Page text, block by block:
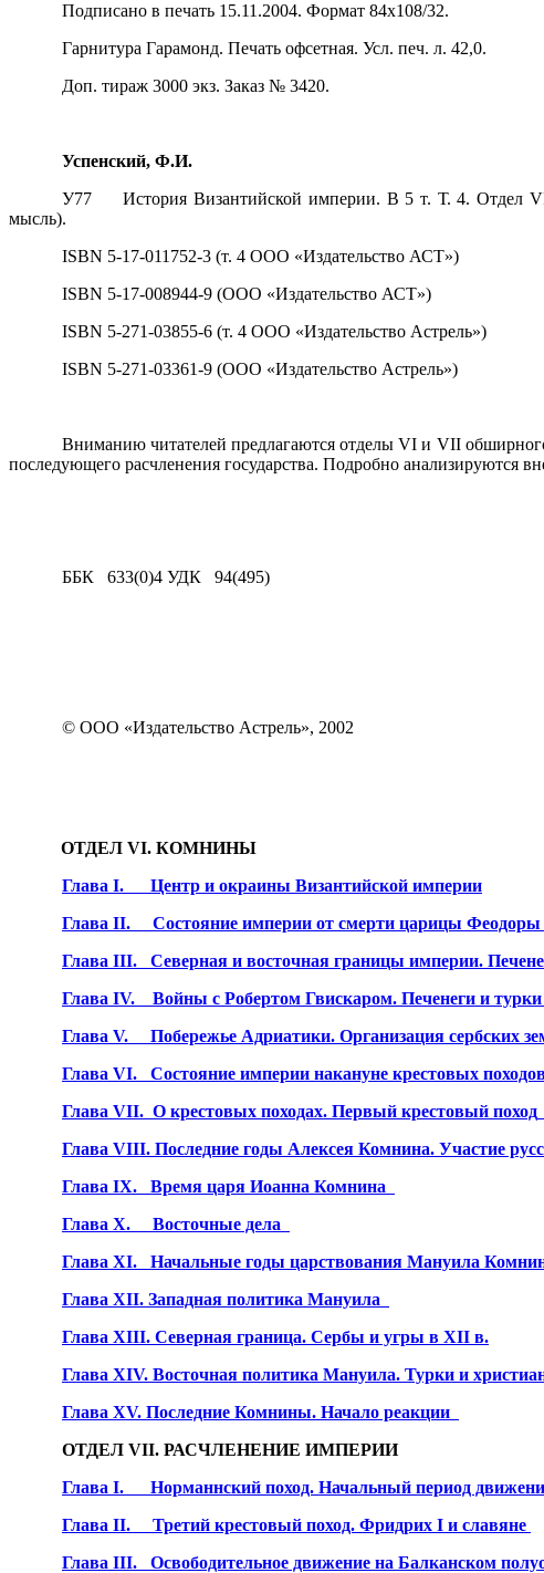
Подписано в печать 15.11.2004. Формат 84x108/32.
Гарнитура Гарамонд. Печать офсетная. Усл. печ. л. 42,0.
Доп. тираж 3000 экз. Заказ № 3420.
Успенский, Ф.И.
У77
История Византийской империи. В 5 т. Т. 4.
мысль).
ISBN 5-17-011752-3 (т. 4 ООО «Издательство АСТ»)
ISBN 5-17-008944-9 (ООО «Издательство АСТ»)
ISBN 5-271-03855-6 (т. 4 ООО «Издательство Астрель»)
ISBN 5-271-03361-9 (ООО «Издательство Астрель»)
Вниманию читателей предлагаются отделы VI и VII
последующе­го расчленения государства. Подробно анализируются
ББК 633(0)4 УДК 94(495)
© ООО «Издательство Астрель», 2002
ОТДЕЛ VI. КОМНИНЫ
Глава I.
Центр и окраины Византийской империи
Глава II.
Состояние империи от смерти царицы
Глава III.
Северная и восточная границы империи.
Глава IV.
Войны с Робертом Гвискаром. Печенеги и турки
Глава V.
Побережье Адриатики. Организация сербских
Глава VI.
Состояние империи накануне крестовых
Глава VII. О крестовых походах. Первый крестовый поход
Глава VIII. Последние годы Алексея Комнина. Участие
Глава IX.
Время царя Иоанна Комнина
Глава X.
Восточные дела
Глава XI.
Начальные годы царствования Мануила
Глава XII. Западная политика Мануила
Глава XIII. Северная граница. Сербы и угры в XII в.
Глава XIV. Восточная политика Мануила. Турки и
Глава XV. Последние Комнины. Начало реакции
ОТДЕЛ VII. РАСЧЛЕНЕНИЕ ИМПЕРИИ
Глава I.
Норманнский поход. Начальный период
Глава II.
Третий крестовый поход. Фридрих I и славяне
Глава III.
Освободительное движение на Балканском